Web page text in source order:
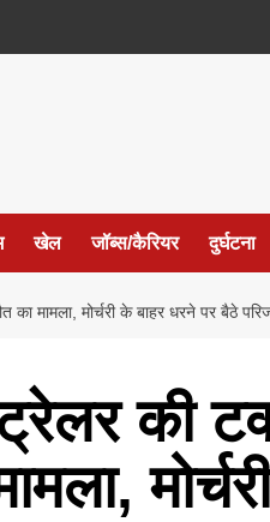
खेल जॉब्स/कैरियर दुर्घटना
मामला, मोर्चरी के बाहर धरने पर बैठे
की